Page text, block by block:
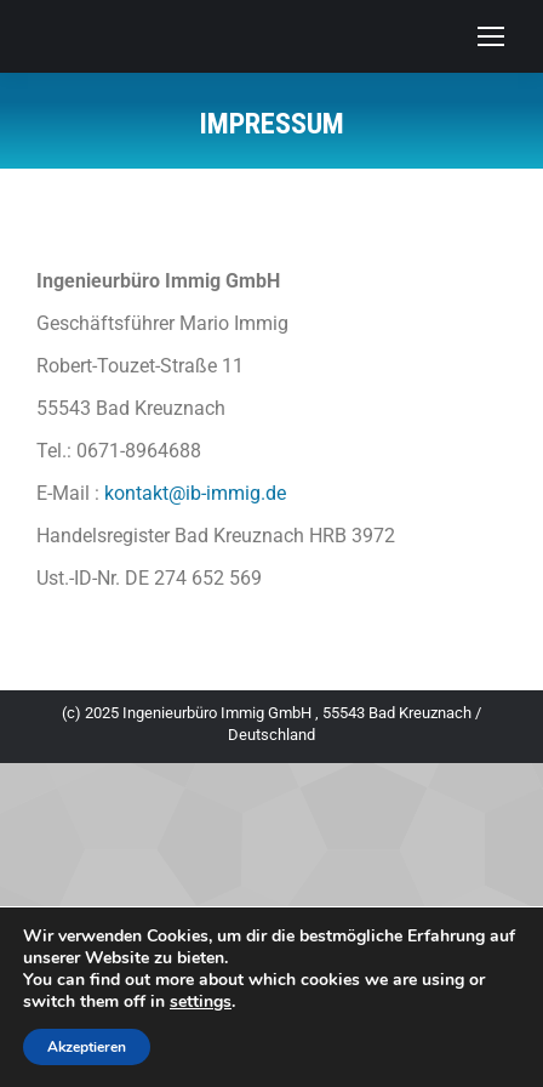
IMPRESSUM
Ingenieurbüro Immig GmbH
Geschäftsführer Mario Immig
Robert-Touzet-Straße 11
55543 Bad Kreuznach
Tel.: 0671-8964688
E-Mail : kontakt@ib-immig.de
Handelsregister Bad Kreuznach HRB 3972
Ust.-ID-Nr. DE 274 652 569
(c) 2025 Ingenieurbüro Immig GmbH , 55543 Bad Kreuznach /
Deutschland
Wir verwenden Cookies, um dir die bestmögliche Erfahrung auf
unserer Website zu bieten.
You can find out more about which cookies we are using or
switch them off in settings.
Akzeptieren